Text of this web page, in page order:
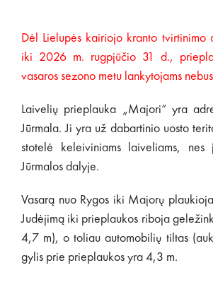
Dėl Lielupės kairiojo kranto tvirtinimo
iki 2026 m. rugpjūčio 31 d.,
vasaros sezono metu lankytojams
Laivelių prieplauka „Majori“ yra
Jūrmala. Ji yra už dabartinio uosto
stotelė keleiviniams laiveliams,
Jūrmalos dalyje.
Vasarą nuo Rygos iki Majorų
Judėjimą iki prieplaukos riboja
4,7 m), o toliau automobilių tiltas
gylis prie prieplaukos yra 4,3 m.